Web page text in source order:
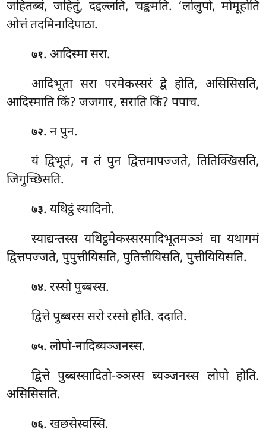
जहितब्बं, जहितुं, दद्दल्लति, चङ्कमति. ‘लोलुपो, मोमूहोति
ओत्तं तदमिनादिपाठा.
७१. आदिस्मा सरा.
आदिभूता सरा परमेकस्सरं द्वे होति, असिसिसति,
आदिस्माति किं? जजगार, सराति किं? पपाच.
७२. न पुन.
यंद्विभूतं, न तं पुन द्वित्तमापज्जते, तितिक्खिसति,
जिगुच्छिसति.
७३. यथिट्ठं स्यादिनो.
स्याद्यन्तस्स यथिट्ठमेकस्सरमादिभूतमञ्ञं वा यथागमं
द्वित्तपज्जते, पुपुत्तीयिसति, पुतित्तीयिसति, पुत्तीयियिसति.
७४. रस्सो पुब्बस्स.
द्वित्ते पुब्बस्स सरो रस्सो होति. ददाति.
७५. लोपो-नादिब्यञ्जनस्स.
द्वित्ते पुब्बस्सादितो-ञ्ञस्स ब्यञ्जनस्स लोपो होति.
असिसिसति.
७६. खछसेस्वस्सि.